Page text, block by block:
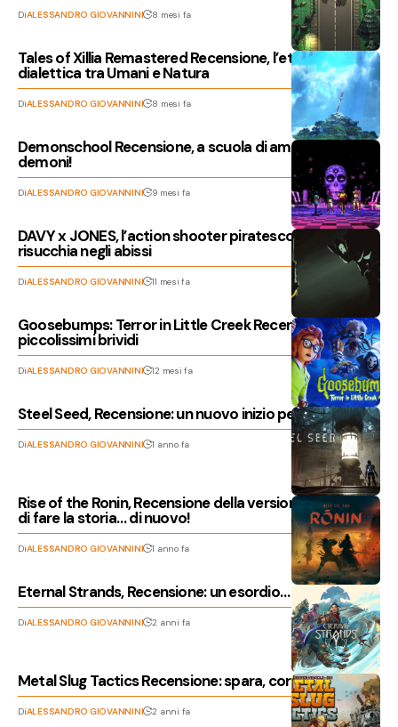
DiALESSANDRO GIOVANNINI 8 mesi fa
Tales of Xillia Remastered Recensione, l’eterna
dialettica tra Umani e Natura
DiALESSANDRO GIOVANNINI 8 mesi fa
Demonschool Recensione, a scuola di ammazza-
demoni!
DiALESSANDRO GIOVANNINI 9 mesi fa
DAVY x JONES, l’action shooter piratesco che ci
risucchia negli abissi
DiALESSANDRO GIOVANNINI 11 mesi fa
Goosebumps: Terror in Little Creek Recensione,
piccolissimi brividi
DiALESSANDRO GIOVANNINI 12 mesi fa
Steel Seed, Recensione: un nuovo inizio per l’umanità
DiALESSANDRO GIOVANNINI 1 anno fa
Rise of the Ronin, Recensione della versione PC: è ora
di fare la storia… di nuovo!
DiALESSANDRO GIOVANNINI 1 anno fa
Eternal Strands, Recensione: un esordio… colossale!
DiALESSANDRO GIOVANNINI 2 anni fa
Metal Slug Tactics Recensione: spara, corri, pensa!
DiALESSANDRO GIOVANNINI 2 anni fa